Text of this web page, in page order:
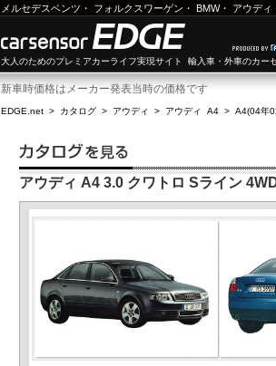
メルセデスベンツ ・ フォルクスワーゲン ・ BMW・ アウディ
大人のためのプレミアカーライフ実現サイト 輸入車・外車のカー
新車時価格はメーカー発表当時の価格です
EDGE.net > カタログ > アウディ > アウディ A4 > A4(04年
アウディ A4 3.0 クワトロ Sライン